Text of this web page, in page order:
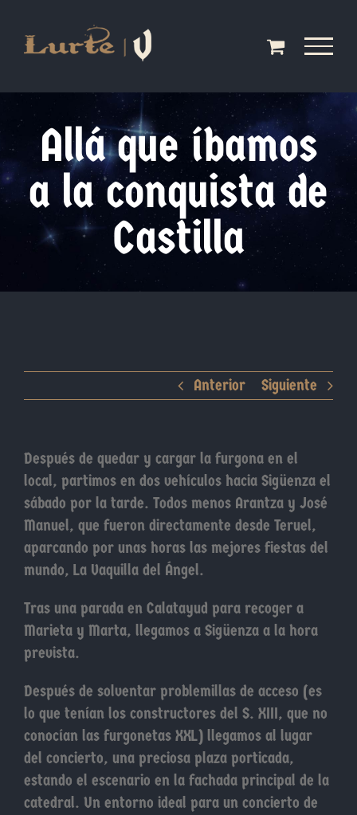
contenido
Allá que íbamos
a la conquista de
Castilla
Anterior Siguiente
Después de quedar y cargar la furgona en el
local, partimos en dos vehículos hacia Sigüenza el
sábado por la tarde. Todos menos Arantza y José
Manuel, que fueron directamente desde Teruel,
aparcando por unas horas las mejores fiestas del
mundo, La Vaquilla del Ángel.
Tras una parada en Calatayud para recoger a
Marieta y Marta, llegamos a Sigüenza a la hora
prevista.
Después de solventar problemillas de acceso (es
lo que tenían los constructores del S. XIII, que no
conocían las furgonetas XXL) llegamos al lugar
del concierto, una preciosa plaza porticada,
estando el escenario en la fachada principal de la
catedral. Un entorno ideal para un concierto de